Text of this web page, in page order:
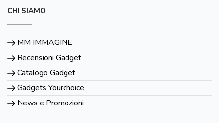
CHI SIAMO
MM IMMAGINE
Recensioni Gadget
Catalogo Gadget
Gadgets Yourchoice
News e Promozioni